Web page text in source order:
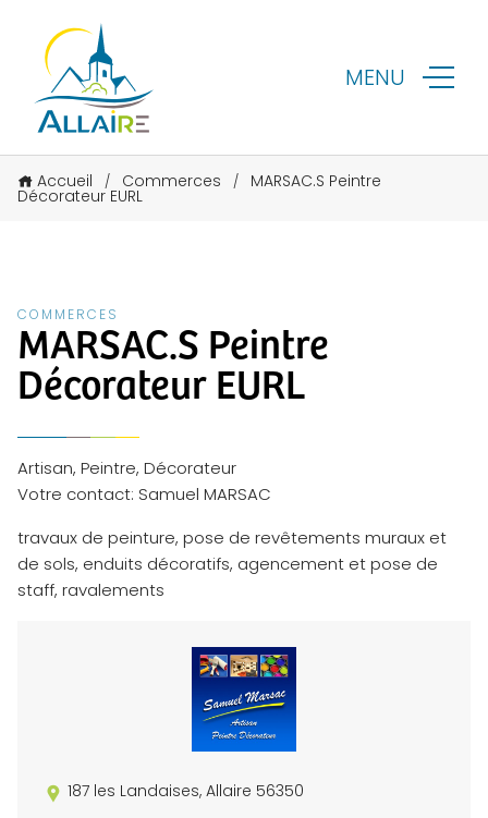
MENU
Accueil / Commerces / MARSAC.S Peintre
Décorateur EURL
COMMERCES
MARSAC.S Peintre
Décorateur EURL
Artisan, Peintre, Décorateur
Votre contact: Samuel MARSAC
travaux de peinture, pose de revêtements muraux et
de sols, enduits décoratifs, agencement et pose de
staff, ravalements
187 les Landaises, Allaire 56350